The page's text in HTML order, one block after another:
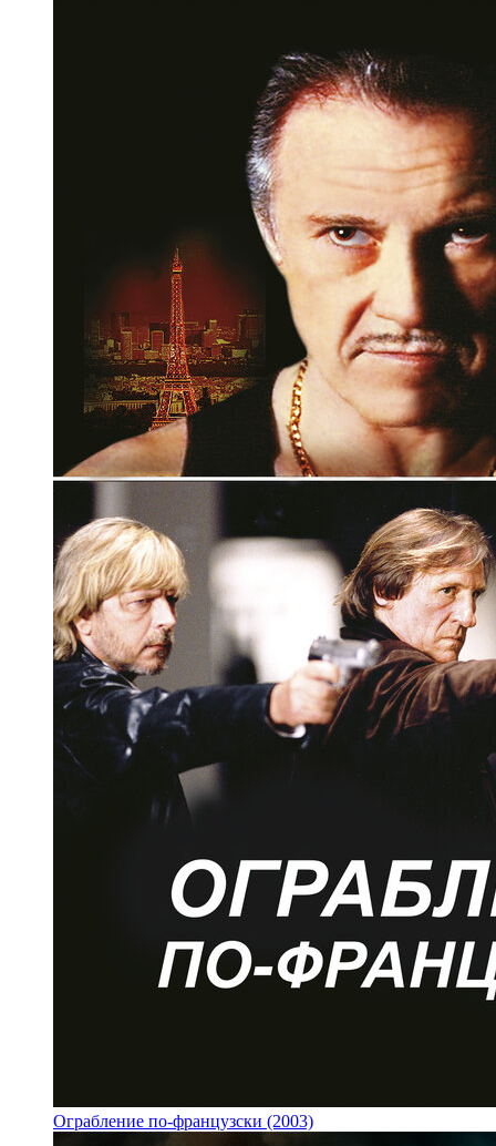
Ограбление по-французски (2003)